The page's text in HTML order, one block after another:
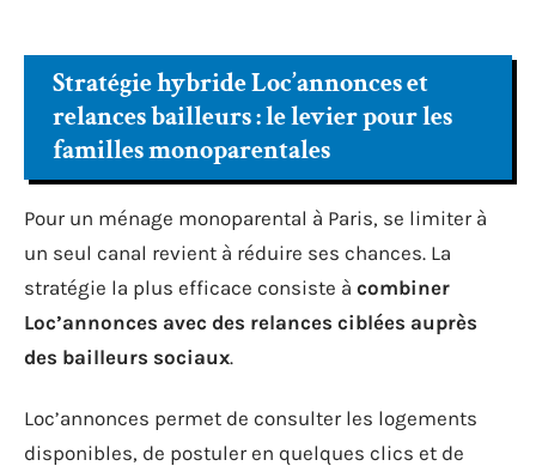
Stratégie hybride Loc’annonces et
relances bailleurs : le levier pour les
familles monoparentales
Pour un ménage monoparental à Paris, se limiter à
un seul canal revient à réduire ses chances. La
stratégie la plus efficace consiste à combiner
Loc’annonces avec des relances ciblées auprès
des bailleurs sociaux.
Loc’annonces permet de consulter les logements
disponibles, de postuler en quelques clics et de